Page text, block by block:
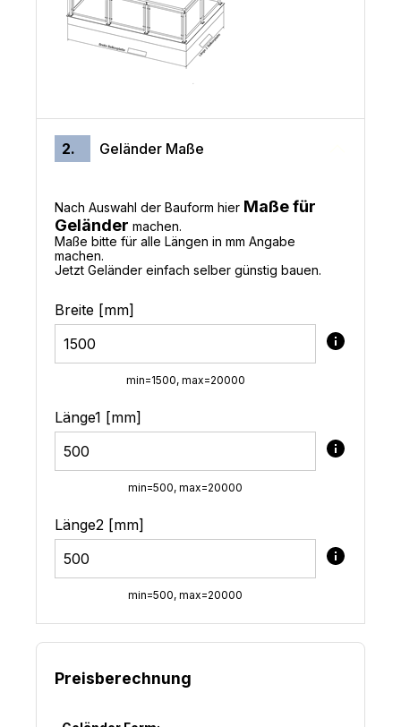
2. Geländer Maße
Nach Auswahl der Bauform hier Maße für
Geländer machen.
Maße bitte für alle Längen in mm Angabe
machen.
Jetzt Geländer einfach selber günstig bauen.
Breite [mm]
min=1500, max=20000
Länge1 [mm]
min=500, max=20000
Länge2 [mm]
min=500, max=20000
Preisberechnung